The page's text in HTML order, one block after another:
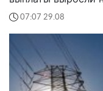
07:07 29.08